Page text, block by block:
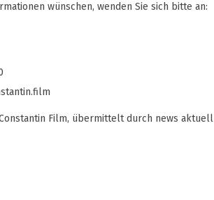
wünschen, wenden Sie sich bitte an:
Film, übermittelt durch news aktuell